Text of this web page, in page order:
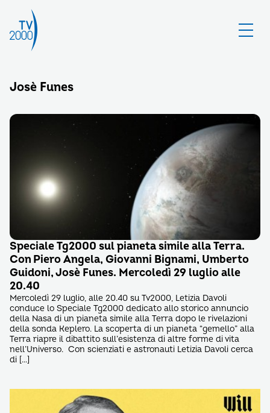
Josè Funes
Speciale Tg2000 sul pianeta simile alla Terra.
Con Piero Angela, Giovanni Bignami, Umberto
Guidoni, Josè Funes. Mercoledì 29 luglio alle
20.40
Mercoledì 29 luglio, alle 20.40 su Tv2000, Letizia Davoli
conduce lo Speciale Tg2000 dedicato allo storico annuncio
della Nasa di un pianeta simile alla Terra dopo le rivelazioni
della sonda Keplero. La scoperta di un pianeta “gemello” alla
Terra riapre il dibattito sull’esistenza di altre forme di vita
nell’Universo. Con scienziati e astronauti Letizia Davoli cerca
di […]